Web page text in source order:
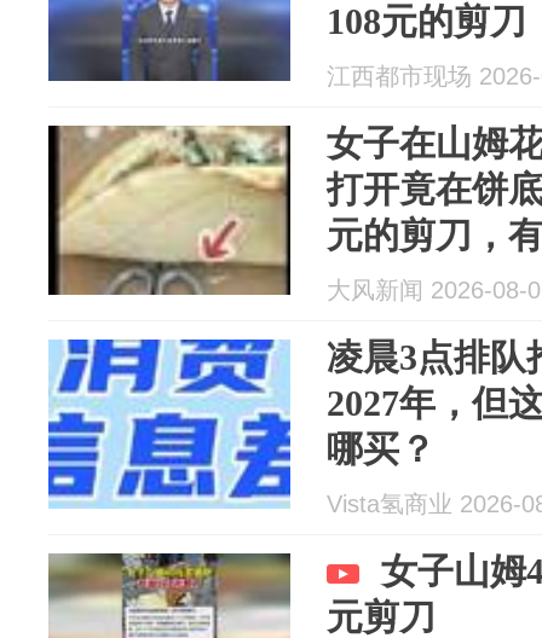
108元的剪刀
江西都市现场
女子在山姆
打开竟在饼
元的剪刀，
与山姆熟食
大风新闻 2026-08-
凌晨3点排队
2027年，但
哪买？
Vista氢商业 2026-
女子山姆
元剪刀